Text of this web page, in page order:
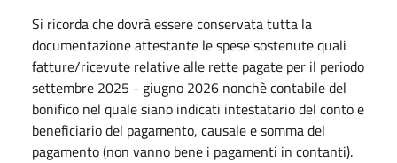
Si ricorda che dovrà essere conservata tutta la
documentazione attestante le spese sostenute quali
fatture/ricevute relative alle rette pagate per il periodo
settembre 2025 - giugno 2026 nonchè contabile del
bonifico nel quale siano indicati intestatario del conto e
beneficiario del pagamento, causale e somma del
pagamento (non vanno bene i pagamenti in contanti).